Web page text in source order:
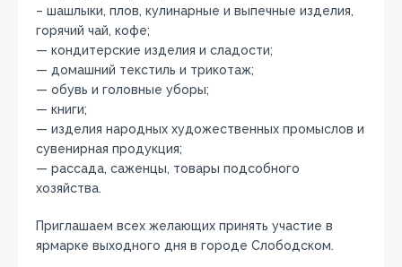
– шашлыки, плов, кулинарные и выпечные изделия,
горячий чай, кофе;
— кондитерские изделия и сладости;
— домашний текстиль и трикотаж;
— обувь и головные уборы;
— книги;
— изделия народных художественных промыслов и
сувенирная продукция;
— рассада, саженцы, товары подсобного
хозяйства.
Приглашаем всех желающих принять участие в
ярмарке выходного дня в городе Слободском.